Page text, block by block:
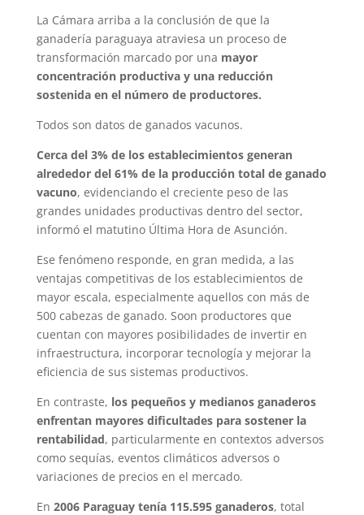
La Cámara arriba a la conclusión de que la
ganadería paraguaya atraviesa un proceso de
transformación marcado por una mayor
concentración productiva y una reducción
sostenida en el número de productores.
Todos son datos de ganados vacunos.
Cerca del 3% de los establecimientos generan
alrededor del 61% de la producción total de ganado
vacuno, evidenciando el creciente peso de las
grandes unidades productivas dentro del sector,
informó el matutino Última Hora de Asunción.
Ese fenómeno responde, en gran medida, a las
ventajas competitivas de los establecimientos de
mayor escala, especialmente aquellos con más de
500 cabezas de ganado. Soon productores que
cuentan con mayores posibilidades de invertir en
infraestructura, incorporar tecnología y mejorar la
eficiencia de sus sistemas productivos.
En contraste, los pequeños y medianos ganaderos
enfrentan mayores dificultades para sostener la
rentabilidad, particularmente en contextos adversos
como sequías, eventos climáticos adversos o
variaciones de precios en el mercado.
En 2006 Paraguay tenía 115.595 ganaderos, total